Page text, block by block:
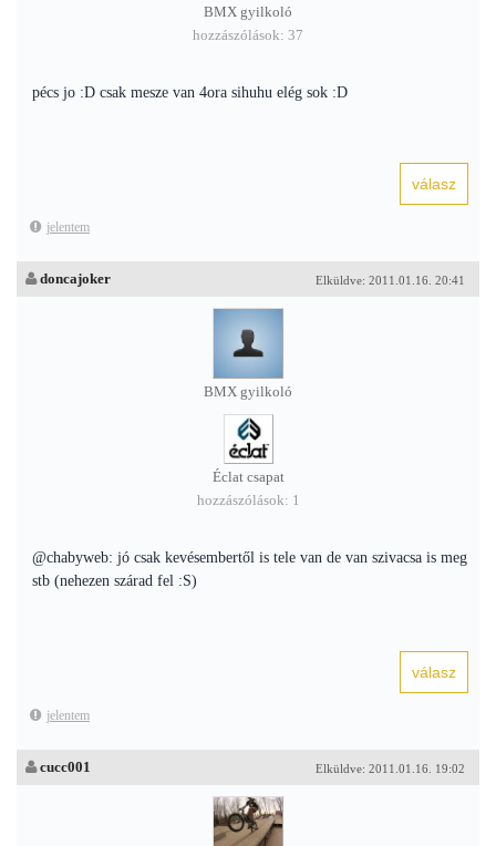
BMX gyilkoló
hozzászólások: 37
pécs jo :D csak mesze van 4ora sihuhu elég sok :D
jelentem
Elküldve: 2011.01.16. 20:41
doncajoker
BMX gyilkoló
Éclat csapat
hozzászólások: 1
@chabyweb: jó csak kevésembertől is tele van de van szivacsa is meg
stb (nehezen szárad fel :S)
jelentem
Elküldve: 2011.01.16. 19:02
cucc001